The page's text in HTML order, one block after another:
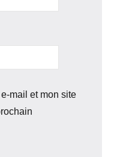
mail et mon site